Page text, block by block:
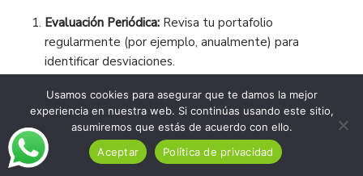
Evaluación Periódica: Revisa tu portafolio
regularmente (por ejemplo, anualmente) para
identificar desviaciones.
Vender Activos Sobrerrepresentados:Si una clase de
activo ha crecido más de lo esperado, vende una parte
para reducir su peso en el portafolio.
Comprar Activos Subrepresentados:Invierte en activos
Usamos cookies para asegurar que te damos la mejor
experiencia en nuestra web. Si continúas usando este sitio,
asumiremos que estás de acuerdo con ello.
Aceptar
Política de privacidad